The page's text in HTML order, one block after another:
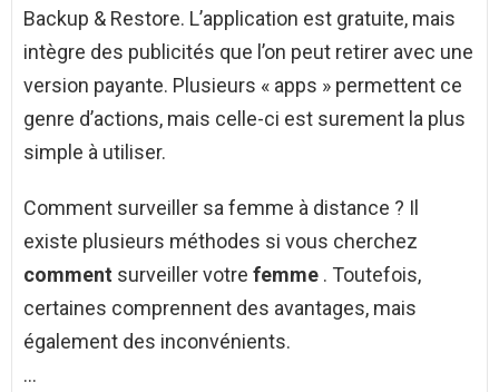
Backup & Restore. L’application est gratuite, mais
intègre des publicités que l’on peut retirer avec une
version payante. Plusieurs « apps » permettent ce
genre d’actions, mais celle-ci est surement la plus
simple à utiliser.
Comment surveiller sa femme à distance ? Il
existe plusieurs méthodes si vous cherchez
comment surveiller votre femme . Toutefois,
certaines comprennent des avantages, mais
également des inconvénients.
…